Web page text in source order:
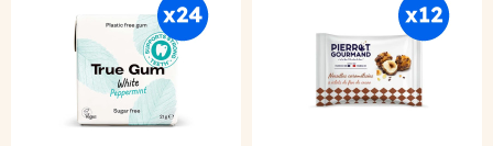
Add to wishlist Add